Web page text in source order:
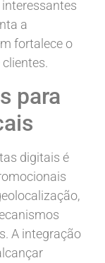
a
fortalece o
para
digitais é
A integração